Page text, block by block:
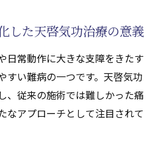
感した天啓気功治療や療法で
施術の変化
よるチャクラ施術の効果体
天啓気功治療施術の体験談
した天啓気功治療の意義
日常動作に大きな支障をきたす
すい難病の一つです。天啓気功
、従来の施術では難しかった痛
なアプローチとして注目されて